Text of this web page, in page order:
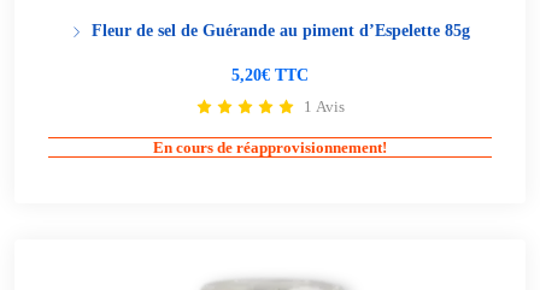
Fleur de sel de Guérande au piment d’Espelette 85g
5,20€ TTC
1 Avis
En cours de réapprovisionnement!